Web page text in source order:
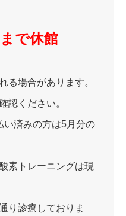
で休館
る場合があります。
認ください。
い済みの方は5月分の
素トレーニングは現
り診療しておりま